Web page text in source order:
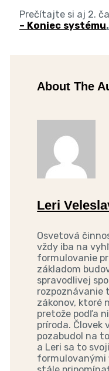
Prečítajte si aj 2.
– Koniec systému.
About The
Leri
Osvetová
vždy iba na
formulovanie
základom
spravodlivej
rozpoznávanie
zákonov, ktoré
pretože podľa
príroda. Človek
pozabudol na
a Leri sa to
formulovanými